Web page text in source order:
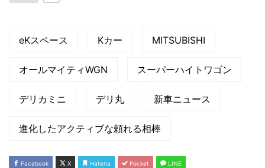
eKスペース Kカー MITSUBISHI
オールマイティWGN スーパーハイトワゴン
デリカミニ デリ丸 新車ニュース
進化したアクティブな頼れる相棒
Facebook X Hatena Pocket LINE